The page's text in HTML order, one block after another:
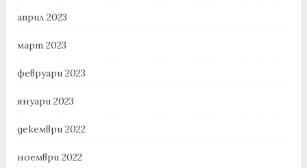
април 2023
март 2023
февруари 2023
януари 2023
декември 2022
ноември 2022